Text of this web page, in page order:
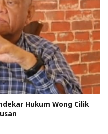
Hukum Wong Cilik